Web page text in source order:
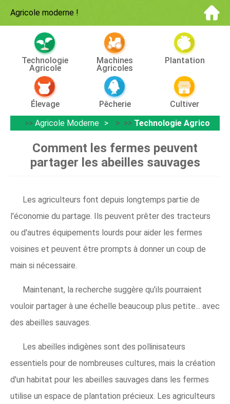
Agricole moderne !
Technologie
Agricole
Machines
Agricoles
Plantation
Élevage Pêcherie
Cultiver
>> Agricole Moderne > >> Technologie Agricole
Comment les fermes peuvent
partager les abeilles sauvages
Les agriculteurs font depuis longtemps partie de
l'économie du partage. Ils peuvent prêter des tracteurs
ou d'autres équipements lourds pour aider les fermes
voisines et peuvent être prompts à donner un coup de
main si nécessaire.
Maintenant, la recherche suggère qu'ils pourraient
vouloir partager à une échelle beaucoup plus petite... avec
des abeilles sauvages.
Les abeilles indigènes sont des pollinisateurs
essentiels pour de nombreuses cultures, mais la création
d'un habitat pour les abeilles sauvages dans les fermes
utilise un espace de plantation précieux. Les agriculteurs